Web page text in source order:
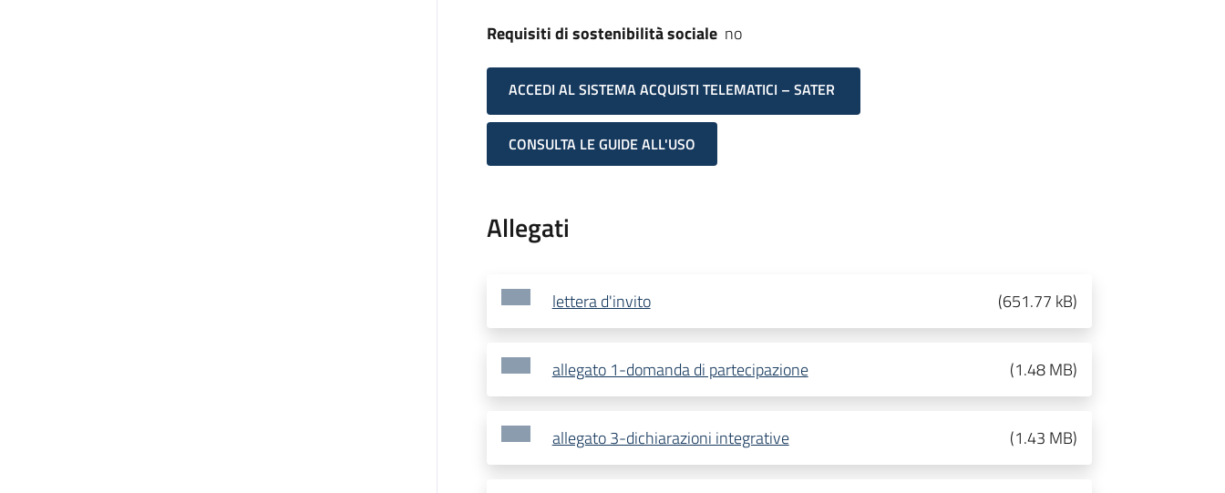
Requisiti di sostenibilità sociale no
ACCEDI AL SISTEMA ACQUISTI TELEMATICI – SATER
CONSULTA LE GUIDE ALL'USO
Allegati
lettera d'invito (651.77 kB)
allegato 1-domanda di partecipazione (1.48 MB)
allegato 3-dichiarazioni integrative (1.43 MB)